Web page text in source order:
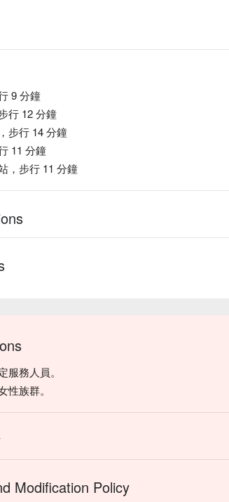
9 分鐘
行 12 分鐘
步行 14 分鐘
11 分鐘
，步行 11 分鐘
服務人員。
性族群。
Modification Policy